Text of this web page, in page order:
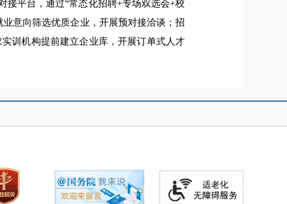
平台，通过“常态化招聘+专场双选会+校
意向筛选优质企业，开展预对接洽谈；招
训机构提前建立企业库，开展订单式人才